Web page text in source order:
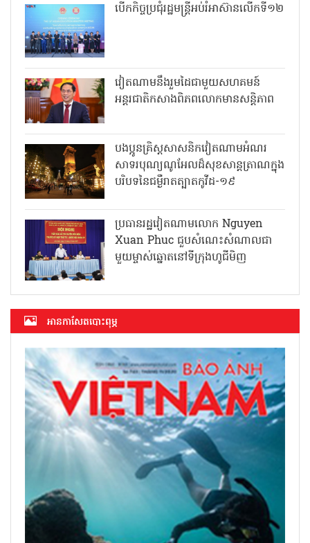
បើកកិច្ចប្រជុំរដ្ឋមន្ត្រីអប់រំអាស៊ានលើកទី១២
វៀតណាមនឹងរួមដៃជាមួយសហគមន៍
អន្តរជាតិកសាងពិភពលោកមានសន្តិភាព
បងប្អូនគ្រិស្តសាសនិកវៀតណាមអំណរ
សាទរបុណ្យណូអែលដ៏សុខសាន្តត្រាណក្នុង
បរិបទនៃជម្ងឺរាតត្បាតកូវីដ-១៩
ប្រធានរដ្ឋវៀតណាមលោក Nguyen
Xuan Phuc ជួបសំណេះសំណាលជា
មួយម្ចាស់ឆ្នោតនៅទីក្រុងហូជីមិញ
អាន​កាសែត​បោះពុម្ភ